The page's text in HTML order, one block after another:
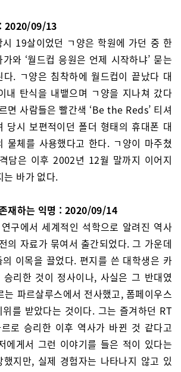
2020/09/13
19살이었던 ㄱ양은 학원에 가던 중 한
와 ‘월드컵 응원은 언제 시작하냐’ 묻는
다. ㄱ양은 침착하에 월드컵이 끝났다 대
내 탄식을 내뱉으며 ㄱ양을 지나쳐 갔다
면 사람들은 빨간색 ‘Be the Reds’ 티셔
당시 보편적이던 폴더 형태의 휴대폰 대
물체를 사용했다고 한다. ㄱ양이 마주쳤
담은 이후 2002년 12월 말까지 이어지
는 바가 없다.
재하는 익명 : 2020/09/14
구에서 세계적인 석학으로 알려진 역사
의 자료가 묶여서 출간되었다. 그 가운데
이목을 끌었다. 편지를 쓴 대학생은 카
승리한 것이 정사이나, 사실은 그 반대였
는 파르살루스에서 전사했고, 폼페이우스
를 받았다는 것이다. 그는 즐겨하던 RT
로 승리한 이후 역사가 바뀐 것 같다고
에게서 그런 이야기를 들은 적이 있다는
지만, 실제 경험자는 나타나지 않고 있